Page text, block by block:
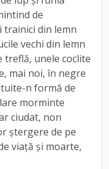
de
din lemn
vechi din lemn
treflă, unele coclite
mai noi, în negre
n formă de
morminte
ciudat, non
ştergere de pe
viaţă şi moarte,